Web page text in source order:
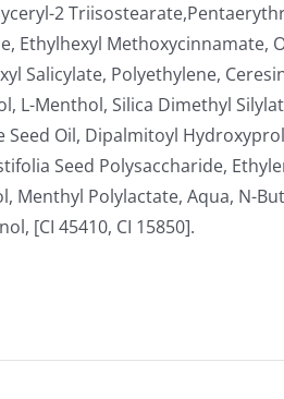
2
Ethylhexyl Methoxycinnamate,
Salicylate, Polyethylene,
L-Menthol, Silica Dimethyl
Oil, Dipalmitoyl
Seed Polysaccharide,
Menthyl Polylactate, Aqua, N-
[CI 45410, CI 15850].